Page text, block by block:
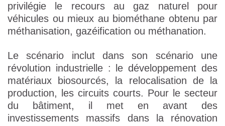
privilégie le recours au gaz naturel pour
véhicules ou mieux au biométhane obtenu par
méthanisation, gazéification ou méthanation.
Le scénario inclut dans son scénario une
révolution industrielle : le développement des
matériaux biosourcés, la relocalisation de la
production, les circuits courts. Pour le secteur
du bâtiment, il met en avant des
investissements massifs dans la rénovation